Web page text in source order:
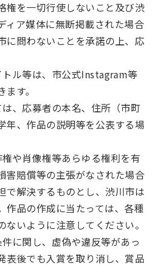
権を一切行使しないこと及び渋
ィア媒体に無断掲載された場合
に問わないことを承諾の上、応
トル等は、市公式Instagram等
す。
は、応募者の本名、住所（市町
年、作品の説明等を公表する場
権や肖像権等あらゆる権利を有
害賠償等の主張がなされた場合
で解決するものとし、渋川市は
作品の作成に当たっては、各種
いように注意してください。
件に関し、虚偽や違反等があっ
表後でも入賞を取り消し、賞品